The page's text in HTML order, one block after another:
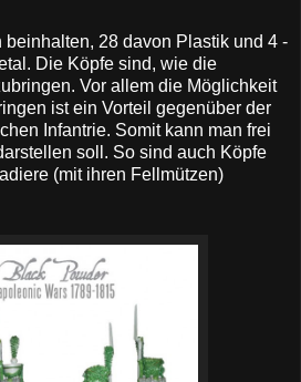
28 davon Plastik und 4 -
Die Köpfe sind, wie die
Vor allem die Möglichkeit
ist ein Vorteil gegenüber der
Infantrie. Somit kann man frei
soll. So sind auch Köpfe
(mit ihren Fellmützen)